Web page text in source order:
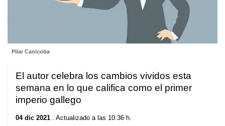
Pilar Canicoba
El autor celebra los cambios vividos esta
semana en lo que califica como el primer
imperio gallego
04 dic 2021 . Actualizado a las 10:36 h.